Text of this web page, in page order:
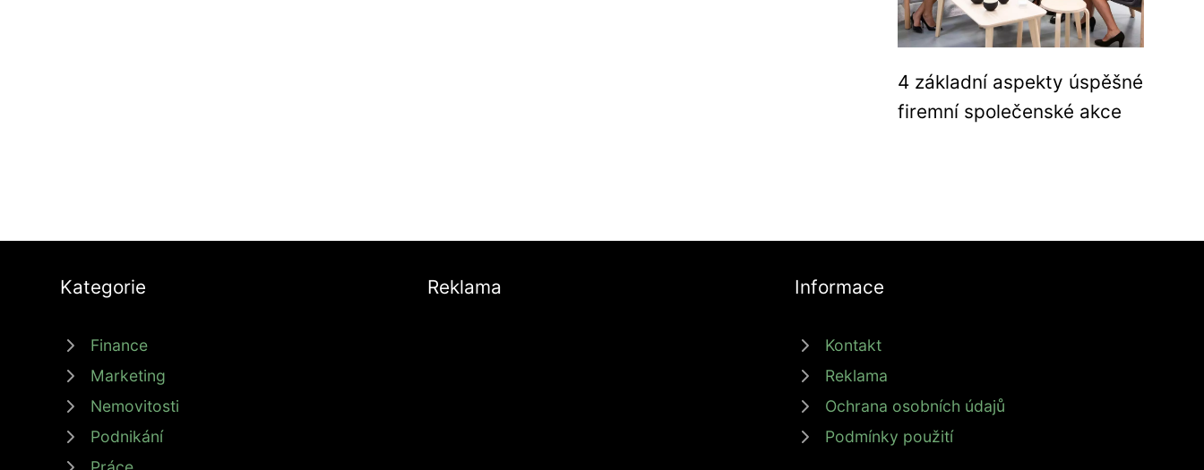
4 základní aspekty úspěšné
firemní společenské akce
Kategorie
Finance
Marketing
Nemovitosti
Podnikání
Reklama Informace
Kontakt
Reklama
Ochrana osobních údajů
Podmínky použití